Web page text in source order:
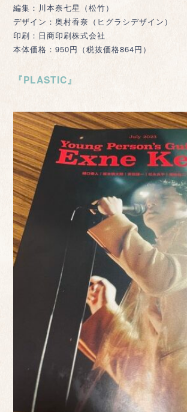
編集：川本奈七星（松竹）
デザイン：奥村香奈（ヒグラシデザイン）
印刷：日商印刷株式会社
本体価格：950円（税抜価格864円）
『PLASTIC』